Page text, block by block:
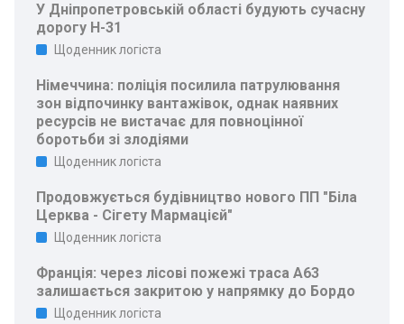
У Дніпропетровській області будують сучасну
дорогу Н-31
Щоденник логіста
Німеччина: поліція посилила патрулювання
зон відпочинку вантажівок, однак наявних
ресурсів не вистачає для повноцінної
боротьби зі злодіями
Щоденник логіста
Продовжується будівництво нового ПП "Біла
Церква - Сігету Мармацієй"
Щоденник логіста
Франція: через лісові пожежі траса A63
залишається закритою у напрямку до Бордо
Щоденник логіста